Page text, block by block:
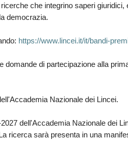
che integrino saperi
democrazia.
https://www.lincei.it/it/bandi-
domande di partecipazione alla
Nazionale dei Lincei.
dell'Accademia Nazionale dei
ricerca sarà presenta in una